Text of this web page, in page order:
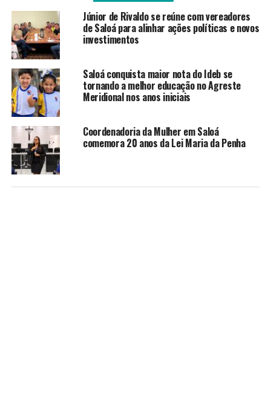
Júnior de Rivaldo se reúne com vereadores
de Saloá para alinhar ações políticas e novos
investimentos
Saloá conquista maior nota do Ideb se
tornando a melhor educação no Agreste
Meridional nos anos iniciais
Coordenadoria da Mulher em Saloá
comemora 20 anos da Lei Maria da Penha